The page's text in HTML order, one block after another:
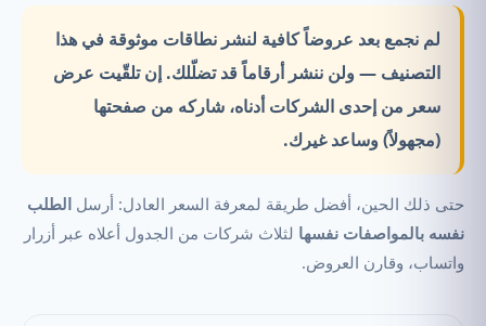
لم نجمع بعد عروضاً كافية لنشر نطاقات موثوقة في هذا
التصنيف —ولن ننشر أرقاماً قد تضلّلك. إن تلقّيت عرض
سعر من إحدى الشركات أدناه، شاركه من صفحتها
(مجهولاً) وساعد غيرك.
حتى ذلك الحين، أفضل طريقة لمعرفة السعر العادل: أرسل الطلب
نفسه بالمواصفات نفسها لثلاث شركات من الجدول أعلاه عبر أزرار
واتساب، وقارن العروض.